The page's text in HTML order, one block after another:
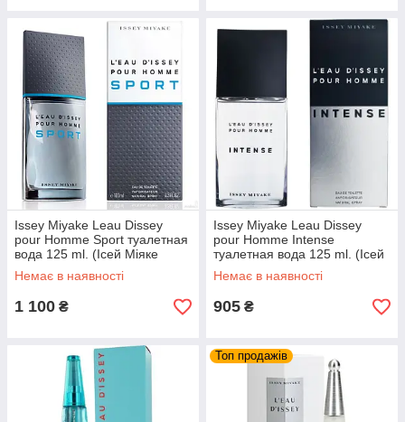
Issey Miyake Leau Dissey
pour Homme Sport туалетная
вода 125 ml. (Ісей Міяке
Л'Еау Д'Ісей Пур Хом Спорт)
Немає в наявності
1 100 ₴
Issey Miyake Leau Dissey
pour Homme Intense
туалетная вода 125 ml. (Ісей
Міяке Л'Еау Д`Ісей Пур Хом
Інтенс)
Немає в наявності
905 ₴
Топ продажів